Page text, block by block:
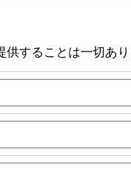
することは一切あり